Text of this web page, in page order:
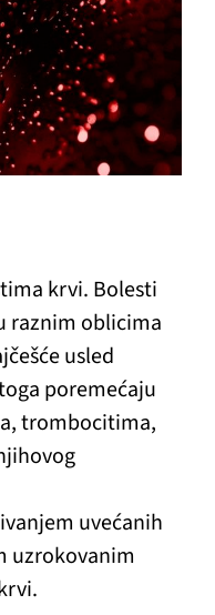
krvi. Bolesti
raznim oblicima
usled
poremećaju
trombocitima,
uvećanih
uzrokovanim